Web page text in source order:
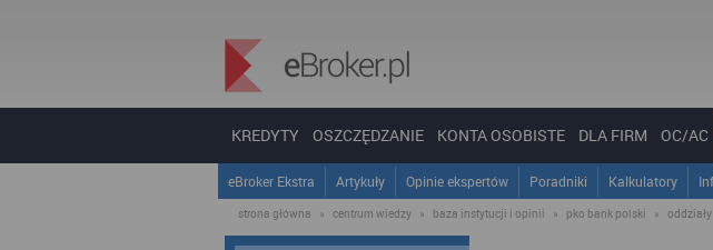
KREDYTY OSZCZĘDZANIE KONTA OSOBISTE DLA FIRM OC/AC
eBroker Ekstra Artykuły Opinie ekspertów Poradniki Kalkulatory
strona główna » centrum wiedzy » baza instytucji i opinii » pko bank polski » oddziały